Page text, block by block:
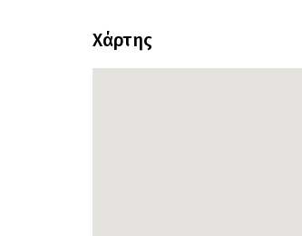
Χάρτης